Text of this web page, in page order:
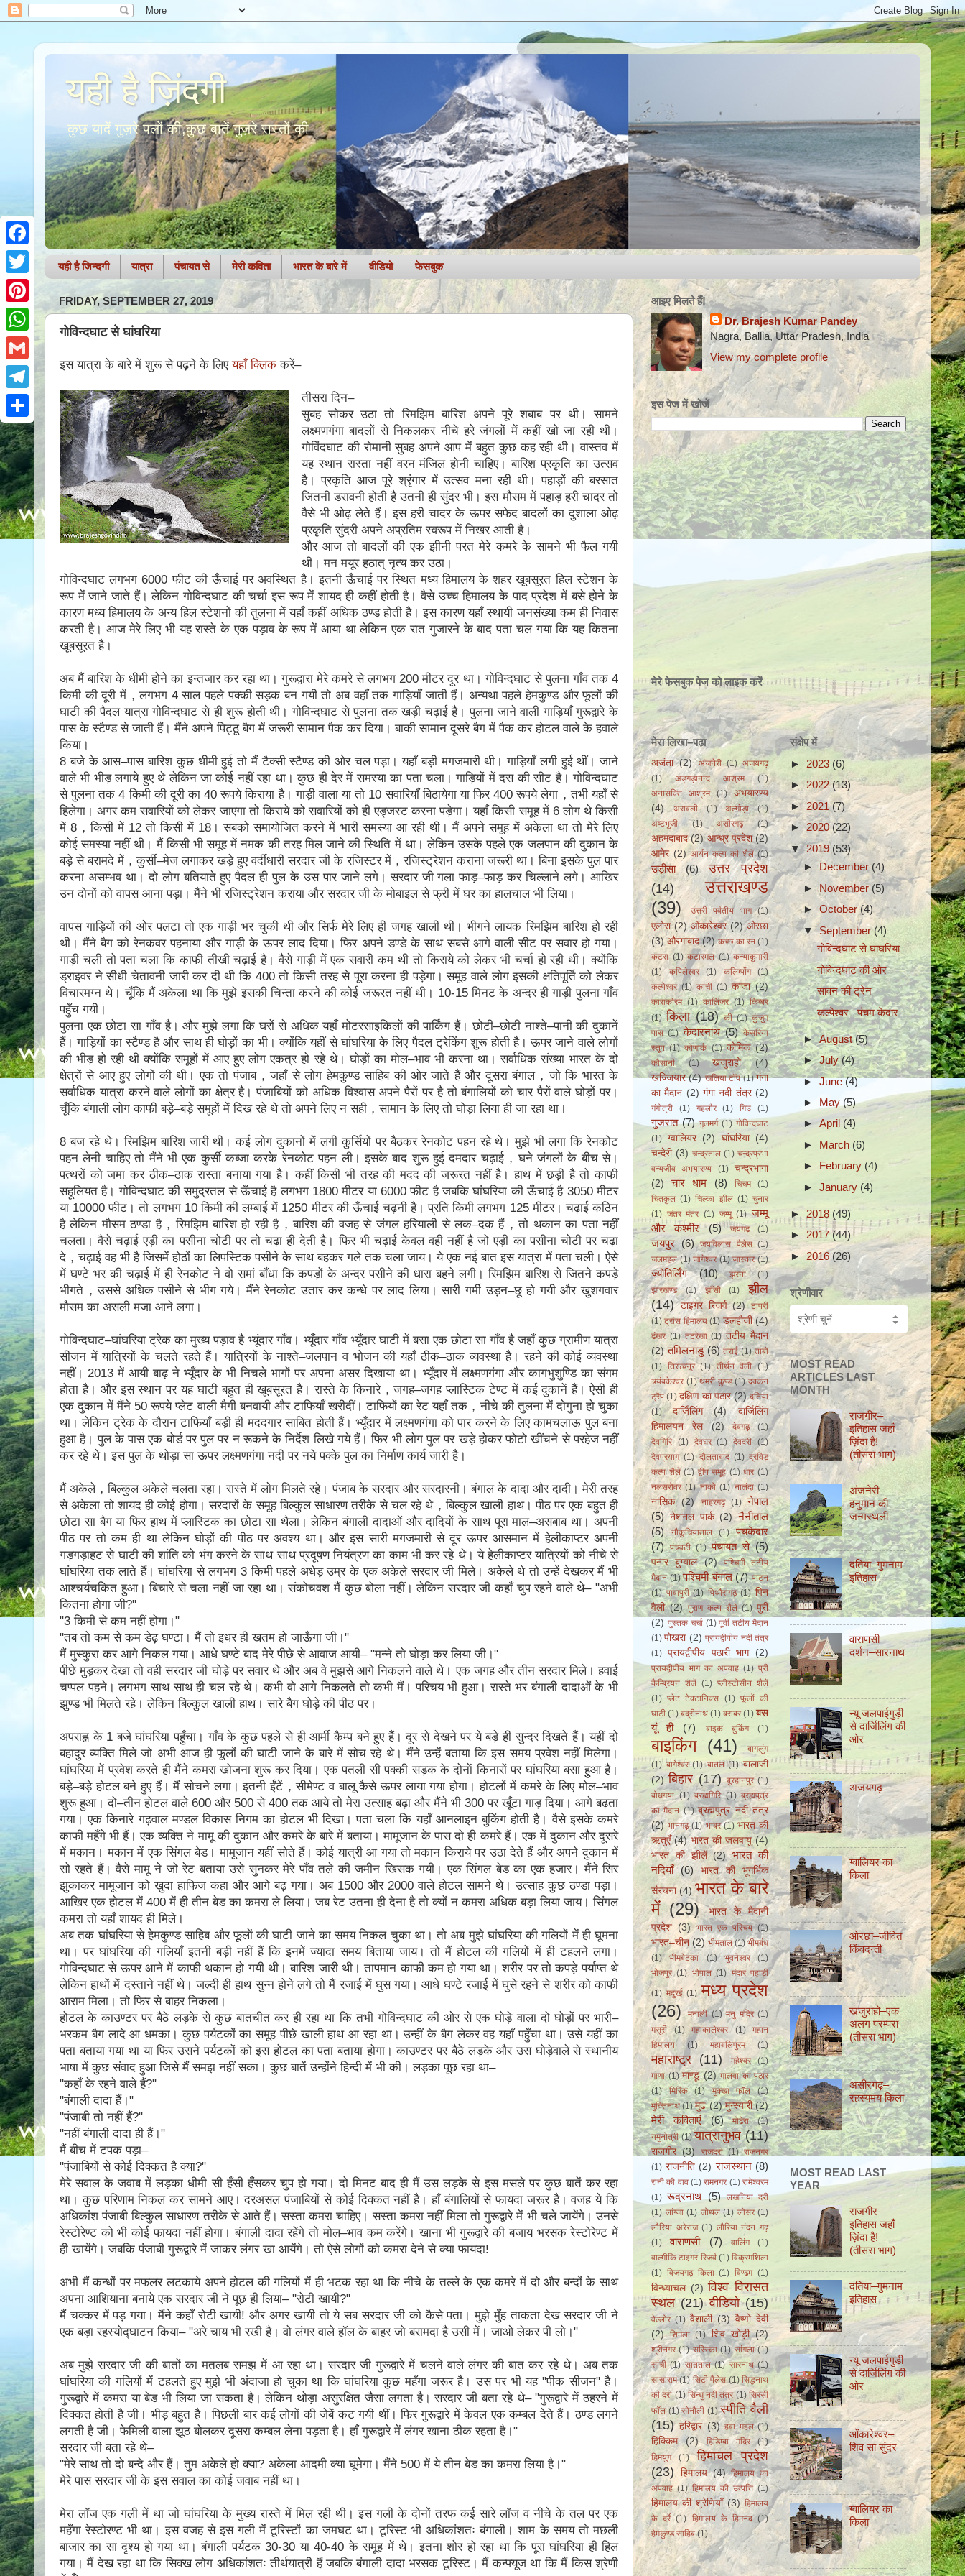
यही है ज़िंदगी
कुछ यादें गुज़रे पलों की,कुछ बातें गुज़रे रास्तों की
यही है जिन्दगी यात्रा पंचायत से मेरी कविता भारत के बारे में वीडियो फेसबुक
FRIDAY, SEPTEMBER 27, 2019
गोविन्दघाट से घांघरिया
इस यात्रा के बारे में शुरू से पढ़ने के लिएयहाँ क्लिक करें–
तीसरा दिन–
सुबह सोकर उठा तो रिमझिम बारिश अपने पूरे शबाब पर थी। सामने
लक्ष्‍मणगंगा बादलों से निकलकर नीचे हरे जंगलों में कहीं खो जा रही थी।
गोविंदघाट की रोमानी सुबह अपने आप में बहुत कुछ कह रही थी। वास्तव में
यह स्थान रास्ता नहीं वरन मंजिल होनी चाहिए। बारिश प्रकृति का उत्सव
है। प्रकृति आज पूरे श्रृंगार में उत्सव मना रही थी। पहाड़ों की बरसात
जितनी डरावनी होती है उतनी ही सुंदर भी। इस मौसम में पहाड़ हरी चादर तो
वैसे भी ओढ़ लेते हैं। इस हरी चादर के ऊपर सफेद बादलों का दुशाला ओढ़
प्रकृति सुंदरी अपने अप्रतिम स्वरूप में निखर आती है।
और आज तो बादलों की एक झीनी परत मेरे कमरे के सामने भी फैल गयी
थी। मन मयूर हठात् नृत्य कर उठा।
गाेविन्दघाट लगभग 6000 फीट की ऊँचाई पर अवस्थित है। इतनी ऊँचाई पर स्थित मध्य हिमालय के शहर खूबसूरत हिल स्टेशन के
रूप में जाने जाते हैं। लेकिन गोविन्दघाट की चर्चा इस रूप में शायद ही कहीं होती है। वैसे उच्च हिमालय के पाद प्रदेश में बसे होने के
कारण मध्य हिमालय के अन्य हिल स्टेशनों की तुलना में यहाँ कहीं अधिक ठण्ड होती है। इस कारण यहाँ स्थायी जनसंख्या कम ही निवास
करती है। आज मेरे लिए भी यह रास्ते के एक पड़ाव के रूप में आया था लेकिन एक रात गुजारने के बाद पता चल गया कि यह कितना
खूबसूरत है।
अब मैं बारिश के धीमी होने का इन्तजार कर रहा था। गुरूद्वारा मेरे कमरे से लगभग 200 मीटर दूर था। गाेविन्दघाट से पुलना गाँव तक 4
किमी की दूरी में，लगभग 4 साल पहले पक्की सड़क बन गयी तो अब वहाँ तक गाड़ियाँ जाती हैं। अन्यथा पहले हेमकुण्ड और फूलों की
घाटी की पैदल यात्रा गोविन्दघाट से ही शुरू होती थी। गोविन्दघाट से पुलना तक खड़ी चढ़ाई है। पुलना जाने वाली गाड़ियाँ गुरूद्वारे के
पास के स्टैण्ड से जाती हैं। मैंने अपने पिट्ठू बैग में जरूरी सामान पैक कर दिया। बाकी सामान दूसरे बैग में पैक कर होटल वाले के हवाले
किया।
8 बजे के आस–पास बारिश कुछ धीमी हुई तो मैं टैक्सी स्टैण्ड की ओर चल पड़ा। यहाँ बड़ी मगजमारी थी। गाड़ियाँ लगी हुई थीं। जाने
वाले भी भीड़ लगाये हुए थे लेकिन जा कोई नहीं रहा था। कुछ ही देर में समस्या का पता चला। गाड़ियों में दस की सीट है। गोविन्दघाट
से पुलना तक 4 किमी की दूरी का 40 रूपये किराया है। गाड़ी वाला या तो 10 सवारियाँ बिठायेगा या फिर 400 रूपये लेगा，तभी यहाँ से
हिलेगा। अगर कम सवारियों को लेकर जाएगा तो किराये को सवारियों को ही एड्जस्ट करना पड़ेगा। यहाँ किसी समूह में 6 लोग थे किसी
में 8，किसी में 12 तो किसी में 18। सबको समायोजित करने में भारी समस्या आ रही थी। मैं अपने समूह में अकेला था तो मेरे लिए
कोई समस्या नहीं थी। मैं किसी भी समूह में नमक की तरह मिल जाने की स्थिति में था। लेकिन उसके पहले एक जलपान की दुकान के
बड़े से बरामदे में，कुर्सी–मेज लगाकर खड़े हुए वर्दीधारी सरदार जी के रजिस्टर में，रजिस्ट्रेशन कराना जरूरी था। बिना इसके पुल पार
करना असम्भव था। दो लाेग बतियाते हुए पैदल ही पुल के उस पार जाने लगे। सरदार जी गला फाड़–फाड़ कर चिल्लाने लगे। आखिर
उन दोनों को वापस आना पड़ा। मैंने भी रजिस्ट्रेशन कराया और सरदार जी के मोबाइल से फ्री में घर का हालचाल भी लिया।
वापस गाड़ियों की ओर पलटा तो एक गाड़ी भर चुकी थी और सिर्फ मेरे लिए ही जगह खाली थी। भीगने लायक रिमझिम बारिश हो रही
थी। मैंने बैग को रेनकवर पहनाया और गाड़ी के ऊपर लाद दिया। फिर अपने डण्डे के साथ सबसे आगे वाली सीट पर सवार हो गया।
गाड़ी चली तो पता चला कि काफी तीखी चढ़ाई है। वैसे गाड़ी में एक सवारी कम थी तो किराये को लेकर भी चर्चा हो रही थी। क्योंकि
ड्राइवर ने सीधी चेतावनी जारी कर दी थी कि 400 तो किसी तरह से पूरा करना ही पड़ेगा। समूह वाले लोग इसकी क्षतिपूर्ति को लेकर
विचारमग्न थे। चूँकि मैं अकेला था कि मुझे इसकी चिन्ता करने की कोई जरूरत नहीं थी। 10-15 मिनट के अन्दर ही गाड़ी पुलना गाँव
पहुँच गयी।
पुलना एक छोटा सा गाँव है। और मुझे लगा कि घरों से अधिक यहाँ मोटरसाइकिलों की पार्किंग हैं। छोटी–छोटी नाश्ते–पानी की दुकानें
हैं। गाड़ियों का स्टैण्ड है और साथ ही घोड़ों का भी। क्योंकि यहीं से घांघरिया के लिए पैदल ट्रेकिंग शुरू होती है। ऊपर जाने वाले लोगों
की भीड़ हो रही थी क्योंकि समूहों में आए हुए लोग एकत्र हो रहे थे। घोड़ों का मोल–भाव भी करना था। सर्वाधिक संख्या भारत के दो
क्षेत्रों से आए हुए लोगों की थी। एक तो पंजाब，जहाँ से लोग हेमकुण्ड साहिब की ओर जाते हैं और दूसरा बंगाल，जो कि भारत के
सर्वाधिक यात्रा करने वाले लोगों का क्षेत्र है। पंजाबियों को अधिक विश्वास अपने पैरों पर है तो बंगालियों को चार पैरों वाले घोड़ों पर।
चूँकि बंगाली लाेग काफी बड़े–बड़े समूहों में दिख रहे थे तो अपने लिए न सही，सामान के लिए तो घोड़ा लिया ही जा रहा था।
8 बज रहे थे। रिमझिम बारिश जारी थी। कई लाेग दुकानों में लगी कुर्सियों पर बैठकर रेनकोट पहन रहे थे। मुझे भी लगा कि रेनकोट
पहन लेनी चाहिए तो मैंने भी एक कुर्सी कब्जा करके रेनकोट पहन ली। इसके बाद शुरू हुई दमदार चढ़ाई，घने जंगलों के बीच से।
पत्थरों को जमा कर ठीक–ठाक रास्ता बनाया गया है। कहीं किसी भी तरह की मदद की जरूरत नहीं है। हाथ में छड़ी है तो काफी
सहूलियत है। गोविन्दघाट की समुद्रतल से ऊँचाई है लगभग 1800 मीटर या 6000 फीट है जबकि घांघरिया की ऊँचाई है 3050 मीटर
या 10000 फीट। तो लगभग 10 किमी की लम्बाई में 1250 मीटर की ऊँचाई चढ़नी है। प्रति किमी लगभग 125 मीटर। चढ़ाई कठिन
है लेकिन मौसम ठण्डा है，रिमझिम बारिश हो रही है，बारिश की वजह से जंगल हरियाली से लक–दक हैं，तो थकान का पता नहीं
चलता। वैसे चढ़ाई एड़ी का पसीना चोटी पर तो चढ़ा ही देती है। फिर भी चढ़ाई केवल वही नहीं है जो एड़ी का पसीना चोटी पर चढ़ा
दे，चढ़ाई वह भी है जिसमें होठों का लिपस्टिक पसीने के साथ बहकर गले तक चला जाय। ये एक नई बात इस यात्रा में पता चली। ऐसे
में घण्टे भर की चढ़ाई में ही रेनकोट ने वो समां बाँधा कि कपड़ों के अन्दर पसीने की धारा बहने लगी। रिमझिम बारिश से जितने कपड़े
भीगते，उससे अधिक पसीने से भीग गये। मैंने रेनकोट उतार कर कन्धे पर लाद लिया। सारी गर्मी उड़न–छू हो गयी और खुशगवार
मौसम का असली मजा आने लगा।
गोविन्दघाट–घांघरिया ट्रेक का मुख्य पड़ाव है भ्यूंदार गाँव। भ्यूँदार गाँव भ्यूँदार घाटी में बसा एक छोटा सा गाँव है जहाँ कुछ ग्रामीण यात्रा
सीजन में यात्रियों के चलते रहते हैं। यात्रियों के नाश्ते–जलपान व भोजन की यहाँ ठीक–ठाक व्यवस्था है। रहने की कोई व्यवस्था
नहीं। 2013 में आयी बाढ़ ने भ्यूँदार के भी निचले भागों पर अपना असर दिखाया था। भ्यूँदार में लक्ष्‍मणगंगा और कागभुशुण्डि का संगम
होता है। और इस स्थान पर यह घाटी बहुत ही खूबसूरत है। रास्ते के किनारे，जगह–जगह प्लास्टिक टेण्ट में कई दुकानें हैं। ऐसी ही
एक दुकान में मैंने 50 रूपये प्लेट वाली मैगी बनवायी और टाफियाँ खरीदीं। टाफियों का रेट यहाँ तक，नीचे की तुलना में दोगुना हो चुका
था। लेकिन ट्रेक के दौरान टाफियाँ बड़ी ही मददगार साबित होती हैं। भ्यूँदार में लक्ष्‍मणगंगा को पार करने के लिए कामचलाऊ पुल बना
हुआ है। पुल के पास एक बोर्ड पर पुल पर न रूकने के निर्देश लिखे गये हैं। फिर भी लाेग पुल पर खड़े होकर फोटो खींचने से परहेज नहीं
कर रहे थे। इस पुल के थोड़ा सा ऊपर लक्ष्‍मणगंगा नदी पर नये पक्के पुल का निर्माण कार्य जारी है।
मैं अकेले，बिल्कुल अकेले चलता रहा। रास्ते में लाेग मिलते रहे। पंजाब के सरदार और सरदारनी। बंगाल के दादा और दादी। मेरी तरह
से अकेला तो शायद ही कोई होगा। सरदारों के समूह बिल्कुल साधारण तरीके से चल रहे थे，बिल्कुल खाली हाथ। पीठ पर एक बहुत ही
छोटा सा बैग या फिर हाथ में प्लास्टिक का छोटा सा थैला। लेकिन बंगाली दादाओं और दादियों के साथ पूरा माल–असबाब था। अपनी
पीठ पर तो कम ही था लेकिन घोड़ों की पीठ पर अवश्य था। और इस सारी मगजमारी से दूर ऊपर आसमान में हेलीकाप्टर अपनी
गड़गड़ाहट से घाटी की शांति को भंग करने के साथ साथ प्रदूषण नियंत्रण का काम भी कर रहे थे। ये हेलीकाप्टर यात्रियों को नीचे से
घांघरिया तक लाते हैं। घांघरिया से लगभग 3 किमी पहले अधेड़ उम्र के एक अकेले सरदार जी मिले। अकेले थे तो उन्हें देखकर मैं भी
आश्चर्यचकित हुआ। बिचारे से चला नहीं जा रहा था। संकोचवश मैं कुछ बोला नहीं। लेकिन सरदार जी कहाँ चुप रहने वाले थे– ʺअभी
कितना होगा जी?ʺ
ʺ3 किमी से कम नहीं होगा।ʺ
ʺतब तो कम से कम डेढ़ घण्टा। मैं तो इधर ही खतम हो जाऊँगा जी।ʺ
मैं मुस्कुरा कर आगे निकल गया। आधे घण्टे बाद मेरे पीछे से आवाज आयी– ʺमन्ने तो घोड़ा कर लिया जी।ʺ
पीछे मुड़कर देखा तो वही सरदार जी घोड़े पर सवार थे और अब वे मुझसे आगे निकलने वाले थे। एक जगह और तीन सरदार मिले। हवाई
चप्पल पहने। लगभग साथ साथ ही चल रहे थे। कभी वो आगे निकलते तो कभी मैं। परिचय भी हुआ। रास्ते भर बंगाली दादाओं के भी
झुण्ड भी मिलते रहे। लेकिन बिल्कुल खाली हाथ। सारे बैग घोड़े की पीठ पर।
अपराह्न के 1 बजे घांघरिया पहुँचा। गाँव के कुछ पहले से ही आर्मी कैम्प बने हुए हैं। दूर से देखने पर ये बड़े ही सुन्दर दिखते हैं। यहीं दो
बहादुर व्यक्ति मिले जो अभी आज ही फूलों की घाटी जाने के बारे में सोच रहे थे। मैंने उन्हें बताया कि इस समय प्रवेश नहीं मिलेगा।
घांघरिया में प्रवेश करते ही मैंने कमरा खोजना शुरू कर दिया। एक पतली सी पक्की सड़क के दोनाें किनारों पर घांघरिया बसा हुुआ है।
बड़े–बड़े होटल बने हुए हैं। मैं सोचने लगा। इतनी ईंटें，सीमेण्ट व बालू कैसे ऊपर लाया गया होगा। होटलों में कमरे के लिए मोल–भाव
शुरू हुआ। दो–तीन होटल वाले 600 और 500 से 400 तक आये तो मेरा उत्साह बढ़ा और मैंने भी 300 पर खूँटा गाड़ दिया। आगे बढ़ता
गया। एक किनारे गढ़वाल मण्डल विकास निगम का होटल भी दिखा। पता चला कि यहाँ आनलाइन बुकिंग होती है। वैसे इसके कमरे
काफी महँगे भी हैं। एक व्यक्ति ने मामू की दुकान और कमरे के बारे में बताया। मामूजान के पास दो ही कमरे हैं। एक में दुकान और दूसरे
में मकान। मकान में एक सिंगल बेड। मामूजान यहीं सोते हैं। कोई यात्री आ गया तो मकान किराये पर उठा देते हैं और अपने दुकान में
सो रहते हैं। वैसे मामू ने जो रेट बताया उसे सुनकर मेरे पाँव तले की जमीन खिसक गयी। एक सिंगल बेड का एक हजार। मैंने सिर
झुकाकर मामूजान को खुदा हाफिज कहा और आगे बढ़ गया। अब 1500 और 2000 वाले होटल सामने थे। उत्साह कुछ ठण्डा पड़ा।
आखिर एक होटल में 400 में ही तीन बेड का कमरा ले लिया। जब रेट उतना ही देना है तो क्यों न कमरा अधिक बड़ा लिया जाय। सिंगल
कमरा तो यहाँ शायद ही मिले।
अब तक घांघरिया से हेमकुण्ड साहिब और फूूलाें की घाटी जाने का समय निकल चुका था। तो अब मुझे घांघरिया की गलियों में ही घूमना
था। पर घांघरिया की गलियाँ इतनी बड़ी नहीं हैं कि इनमें ज्यादा समय बिताया जाय। तो मैं होटल की गलियों में ही टहलने लगा।
गोविन्दघाट से ऊपर आने में काफी थकान हो गयी थी। बारिश जारी थी। तापमान काफी कम हो गया था। शरीर पर तो कपड़े पर्याप्त थे
लेकिन हाथों में दस्ताने नहीं थे। जल्दी ही हाथ सुन्न होने लगे तो मैं रजाई में घुस गया। आधे घण्टे रजाई में घुसे रहने से शरीर को काफी
आराम मिला। तो फिर से बाहर निकला।
होटल के काउण्टर पर बैठे लड़के से कुछ बातचीत कर ही रहा था कि तभी गोविन्दघाट की ओर से एक घोड़े वाला दो घोड़ों पर भारी–
भरकम बैग लादे आ धमका। कुछ पर्यटकों का समूह पीछे खाली हाथ आ रहा था। उन्हीं के बैग लेकर वह यहाँ पहुँचा था। उसे यहीं का
पता बताया गया था या फिर उसने पर्यटकों को इस होटल का पता बताया होगा। काउण्टर पर बैठे लड़के और उस घोड़ेवाले से स्थानीय
भाषा में कुछ संवाद हुआ जिसे मैं समझ नहीं सका। कुछ बातें उन्होंने हिन्दी में भी की। लड़का पूछ रहा था–
ʺकहाँ के रहने वाले हैं?ʺ
ʺबंगाली दादा हैं।ʺ
ʺपंजाबी तो नहीं हैं?ʺ
ʺनहीं बंगाली दादा ही हैं।ʺ
मैं बीच में टपक पड़ा–
ʺपंजाबियों से कोई दिक्कत है क्या?ʺ
मेरे सवाल के जवाब में लड़का धीमी सी हँसी हँसकर चुप हो गया। दो मिनट बाद ही मैं उस लड़के से इस मसले पर कुछ बातें कर रहा
था। कुछ परिणाम निकल कर सामने आए। दरअसल पंजाबियों से कोई दिक्कत नहीं है। हाँ बंगालियों से फायदा जरूर है। वजह ये कि
अधिकांश पंजाबी बिल्कुल साधारण तरीके से आते हैं। सस्ता कमरा चाहिए। सस्ता कमरा नहीं मिला तो गुरूद्वारे में भी चले जायेंगे। उनसे
रेस्टोरेण्ट को भी कोई फायदा नहीं होगा। बंगाली दादा रहेंगे तो मोल–भाव कम करेंगे। खाना भी गुरूद्वारे की बजाय भरसक रेस्टोरेण्ट में
ही खायेंगे। जबकि पंजाबी गुरूद्वारे में जाकर लंगर खा आयेंगे। तो ऐसे लोगों को कमरा देने से क्या फायदाǃ
अभी मैं कन्धों पर मफलर लटकाये अपने होटल की गलियों में ही भटक रहा था कि नीचे के तल्ले के एक कमरे में दो और बन्दों के साथ
अपना आशियाना बनाये एक सरदार जी ने पूछ ही लिया– ʺरोटी खायी?ʺ
मैं चक्कर में पड़ गया। मैंने कहाँ रोटी खायीǃ और अगर खायी तो ये सब सरदार जी को कैसे पता। मुझे मुँह ताकता देख सरदार जी ने
एक बड़ा रहस्योद्घाटन किया– ʺअरे चाय भी रखी है। वो लंगर वाले हॉल के बाहर जो बरामदा है उसी में। जाओ लेकर पी लो।ʺ
अब मुझे सरदार जी की बातों का मतलब समझ में आ रहा था। सरदार जी गुरूद्वारे में चलने वाले लंगर की बात कर रहे थे। अब तक
घांघरिया की गलियों में टहलते हुए मुझे भी अंदाजा हो चुका था कि घांघरिया कुछ महँगा जरूर है। उस पर भी यह ʺपीक सीजनʺ है।
गुरूद्वारे में कमरा या बेड भी लिया जा सकता है। लेकिन थोड़ा असुरक्षित जैसा लगता है। सरदार जी बता रहे थे– ʺगुरूद्वारे में ठहरने में
दिक्कत होती है जी। भीड़ बहुत है। पिछली बार कई लोगों की जेबें कट गयी थीं। फिर गुरूद्वारे में केवल एक कम्बल देते हैं। ठण्ड लगने
लगती है जी। फेमिली वाला झूठ बोलकर दूसरा कम्बल लेना पड़ता है। हाँ गुरूद्वारे में लंगर खाना ठीक रहता है।ʺ
सरदार जी बता रहे थे–
ʺमेरे साथ तो दो बन्दे और हैं। तुम अकेले हो क्या? अकेला आदमी क्या घूमेगा। मैंने 500 में ये तीन बेड का कमरा लिया है।ʺ
मेरे पास सरदार जी के इस सवाल का कोई जवाब नहीं था।
मेरा लॉज एक गली में था जो घांघरिया के मुख्य रास्ते में मिल रही थी। इस गली के दोनों तरफ कई सारे लॉज व नीचे के तल पर एक
महँगा रेस्टोरण्ट भी था। इस वजह से इस गली में टूरिस्टों का जमघट था। टूरिस्ट भी अधिकांशतः बंगाली। शाम के समय तो मछली
बाजार का सा दृश्य हो गया था। बंगाली पर्यटक 30-30 या 40-40 के समूह में थे। इतना शोर हो रहा था कि पूरा घांघरिया ही हिल
गया। मैं देख रहा था कि सिक्ख लोग अधिकांशतः तीर्थयात्री हैं जबकि बंगाली दादा भरसक टूरिस्ट। मैं कन्फ्यूज था कि मैं किस श्रेणी
F
a
c
e
b
o
o
k
T
w
i
e
r
P
i
n
e
r
e
s
t
W
h
a
s
A
p
p
G
m
a
i
l
T
e
l
e
g
r
a
S
h
a
r
e
आइए मिलते हैंǃ
Dr. Brajesh Kumar Pandey
Nagra, Ballia, Uttar Pradesh, India
View my complete profile
इस पेज में खोजें
मेरे फेसबुक पेज को लाइक करें
मेरा लिखा–पढ़ा
अजंता (2) अंजनेरी (1) अजयगढ़
(1)
अड़गड़ानन्द आश्रम
(1)
अनासक्ति आश्रम
(1)
अभयारण्य
(4)
अरावली (1) अल्मोड़ा
(1)
अष्टभुजी
(1) असीरगढ़ (1)
अहमदाबाद (2) आन्ध्र प्रदेश (2)
आमेर (2) आर्यन कल्प की शैलें (1)
उड़ीसा (6)
उत्तर प्रदेश
(14)
उत्तराखण्ड
(39)
उत्तरी पर्वतीय भाग (1)
एलोरा (2) ओंकारेश्वर (2) ओरछा
(3) औरंगाबाद (2) कच्छ का रन (1)
कटरा (1) कटारमल (1) कन्याकुमारी
(1)
कपिलेश्वर (1) कलिम्पोंग
(1)
कल्पेश्वर (1) कांची (1) काजा (2)
काराकोरम (1) कालिंजर (1) किब्बर
(1) किला (18) की (1) कुंजुम
पास (1) केदारनाथ (5) केसरिया
स्तूप (1) कोणार्क (1) कोमिक (2)
कौसानी (1) खजुराहो
(4)
खज्जियार (4) खलिया टॉप (1) गंगा
का मैदान (2) गंगा नदी तंत्र (2)
गंगोत्री (1) गहलौर (1) गिउ (1)
गुजरात (7) गुलमर्ग (1) गोविन्दघाट
(1) ग्वालियर (2) घांघरिया
(4)
चन्देरी (3) चन्द्रताल (1) चन्द्रप्रभा
वन्यजीव अभयारण्य
(1) चन्द्रभागा
(2)
चार धाम (8) चिचम
(1)
चितकुल (1) चिल्का झील (1) चुनार
(1) जंतर मंतर (1) जम्मू (1) जम्मू
और कश्मीर
(5) जयगढ़ (1)
जयपुर (6) जयविलास पैलेस (1)
जलमहल (1) जागेश्वर (1) जास्कर (1)
ज्योतिर्लिंग (10) झरना
(1)
झारखण्ड
(1) झाँसी (1)
झील
(14) टाइगर रिजर्व (2) टापरी
(1) ट्रांस हिमालय (1) डलहौजी (4)
ढंखर (1) तटरेखा (1) तटीय मैदान
(2) तमिलनाडु (6) तराई (1) ताबो
(1) तिरूचनूर (1) तीर्थन वैली (1)
त्र्यंबकेश्वर (1) थमरी कुण्ड (1) दक्कन
ट्रैप (1) दक्षिण का पठार (2) दतिया
(1)
दार्जिलिंग (4)
दार्जिलिंग
हिमालयन रेल
(2) देवगढ़
(1)
देवगिरि (1) देवघर (1) देवदरी (1)
देवप्रयाग (1) दौलताबाद (1) द्रविड़
कल्प शैलें (1) द्वीप समूह (1) धार (1)
नलसरोवर (1) नाको (1) नालंदा (1)
नासिक (2) नाहरगढ़ (1) नेपाल
(5) नेशनल पार्क (2) नैनीताल
(5)
नौकुचियाताल (1)
पंचकेदार
(7)
पंचवटी (1) पंचायत से (5)
पनार बुग्याल (2)
पश्चिमी तटीय
मैदान (1) पश्चिमी बंगाल (7) पाटन
(1) पावापुरी (1) पिथौरागढ़ (1) पिन
वैली (2) पुराण कल्प शैलें (1) पुरी
(2) पुस्तक चर्चा (1) पूर्वी तटीय मैदान
(1) पोखरा (2) प्रायद्वीपीय नदी तंत्र
(1) प्रायद्वीपीय पठारी भाग (2)
प्रायद्वीपीय भाग का अपवाह (1) प्री
कैम्ब्रियन शैलें (1) प्लीस्टोसीन शैलें
(1) प्लेट टेक्टानिक्स (1) फूलों की
घाटी (1) बद्रीनाथ (1) बराबर (1) बस
यूं ही
(7) बाइक बुकिंग (1)
बाइकिंग (41)
बागलुंग
(1) बागेश्वर (1) बातल (1) बालाजी
(2) बिहार (17) बुरहानपुर (1)
बोधगया (1) ब्रह्मगिरि (1) ब्रह्मपुत्र
का मैदान (1) ब्रह्मपुत्र नदी तंत्र
(2) भानगढ़ (1) भाबर (1) भारत की
ऋतुएँ (4) भारत की जलवायु (4)
भारत की झीलें (2) भारत की
नदियाँ
(6)
भारत की भूगर्भिक
संरचना (4) भारत के बारे
में (29)
भारत के मैदानी
प्रदेश (3) भारत–एक परिचय (1)
भारत–चीन (2) भीमताल (1) भीमबंध
(1)
भीमबेटका (1) भुवनेश्वर
(1)
भोजपुर (1) भोपाल (1) मंदार पहाड़ी
(1) मदुरई (1) मध्य प्रदेश
(26)
मनाली (1) मनु मंदिर (1)
मसूरी
(1) महाकालेश्वर (1)
महान
हिमालय
(1) महाबलिपुरम (1)
महाराष्ट्र (11) महेश्वर
(1)
माणा (1) माण्डू (2) मालवा का पठार
(1)
मिरिक (1) मुक्खा फॉल
(1)
मुक्तिनाथ (1) मुढ (2) मुन्स्यारी (2)
मेरी कविताएं (6) मोढेरा
(1)
यमुनोत्री (1) यात्रानुभव (11)
राजगीर (3) राजदरी (1) राजनगर
(1) राजनीति (2) राजस्थान (8)
रानी की वाव (1) रामनगर (1) रामेश्वरम
(1) रूद्रनाथ (5) लखनिया दरी
(1) लांग्जा (1) लोथल (1) लोसर (1)
लौरिया अरेराज (1) लौरिया नंदन गढ़
(1)
वाराणसी (7) वालिंग
(1)
वाल्मीकि टाइगर रिजर्व (1) विक्रमशिला
(1) विजयगढ़ किला (1) विण्ढम (1)
विन्ध्याचल (2) विश्व विरासत
स्थल (21) वीडियो (15)
वेल्लोर (1) वैशाली (3) वैष्णो देवी
(2) शिमला (1) शिव खोड़ी (2)
श्रीनगर (1) सरिस्का (1) सांगला (1)
सांची (1) सातताल (1) सारनाथ (1)
सासाराम (1) सिटी पैलेस (1) सिद्धनाथ
की दरी (1) सिन्धु नदी तंत्र (1) सिरसी
फॉल (1) सोनौली (1) स्पीति वैली
(15) हरिद्वार (3) हवा महल (1)
हिक्किम (2) हिडिम्बा मंदिर
(1)
हिमयुग
(1)
हिमाचल प्रदेश
(23)
हिमालय (4) हिमालय का
अपवाह (1) हिमालय की उत्पत्ति (1)
हिमालय की श्रेणियाँ (3) हिमालय
के दर्रे (1) हिमालय के हिमनद (1)
हेमकुण्ड साहिब (1)
संक्षेप में
► 2023 (6)
►2022 (13)
►2021(7)
►2020(22)
▼2019(53)
►December (4)
►November(5)
►October(4)
▼September(4)
गोविन्दघाट से घांघरिया
गोविन्दघाट की ओर
सावन की ट्रेन
कल्पेश्वर– पंचम केदार
►August(5)
►July(4)
►June(4)
► May (5)
►April (4)
► March (6)
► February (4)
►January (4)
► 2018 (49)
► 2017(44)
► 2016 (26)
श्रेणीवार
MOST READ
ARTICLES LAST
MONTH
राजगीर–
इतिहास जहाँ
ज़िंदा हैǃ
(तीसरा भाग)
अंजनेरी–
हनुमान की
जन्मस्थली
दतिया–गुमनाम
इतिहास
वाराणसी
दर्शन–सारनाथ
न्यू जलपाईगुड़ी
से दार्जिलिंग की
ओर
अजयगढ़
ग्वालियर का
किला
ओरछा–जीवित
किंवदन्ती
खजुराहो–एक
अलग परम्परा
(तीसरा भाग)
असीरगढ़–
रहस्यमय किला
MOST READ LAST
YEAR
राजगीर–
इतिहास जहाँ
ज़िंदा हैǃ
(तीसरा भाग)
दतिया–गुमनाम
इतिहास
न्यू जलपाईगुड़ी
से दार्जिलिंग की
ओर
ओंकारेश्वर–
शिव सा सुंदर
ग्वालियर का
किला